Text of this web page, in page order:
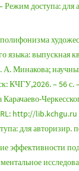
Режим доступа: для
языка: выпускная
А. Минакова;
КЧГУ,2026. – 56 с.
http://lib.kchgu.ru
для авторизир.
эффективности